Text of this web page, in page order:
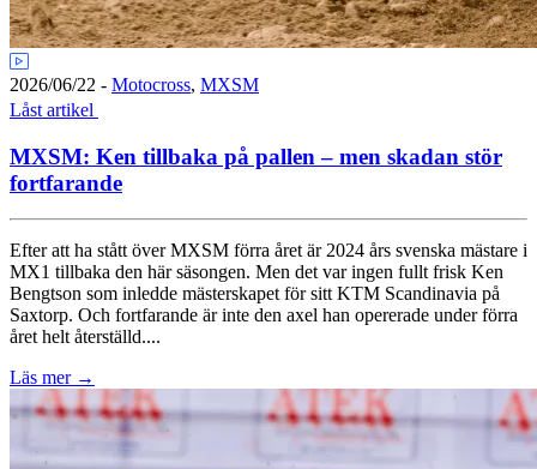
2026/06/22 - Motocross, MXSM
Låst artikel
MXSM: Ken tillbaka på pallen – men skadan stör
fortfarande
Efter att ha stått över MXSM förra året är 2024 års svenska mästare i
MX1 tillbaka den här säsongen. Men det var ingen fullt frisk Ken
Bengtson som inledde mästerskapet för sitt KTM Scandinavia på
Saxtorp. Och fortfarande är inte den axel han opererade under förra
året helt återställd....
Läs mer →